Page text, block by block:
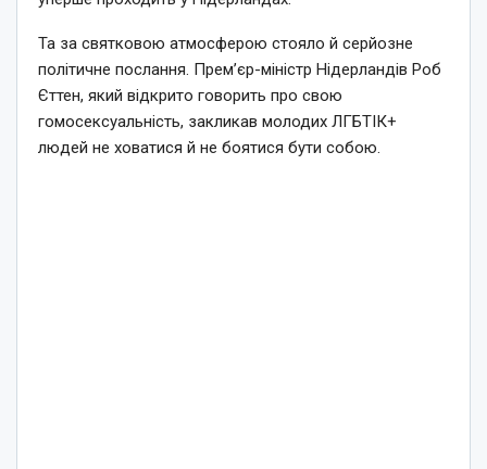
Та за святковою атмосферою стояло й серйозне
політичне послання. Прем’єр-міністр Нідерландів Роб
Єттен, який відкрито говорить про свою
гомосексуальність, закликав молодих ЛГБТІК+
людей не ховатися й не боятися бути собою.